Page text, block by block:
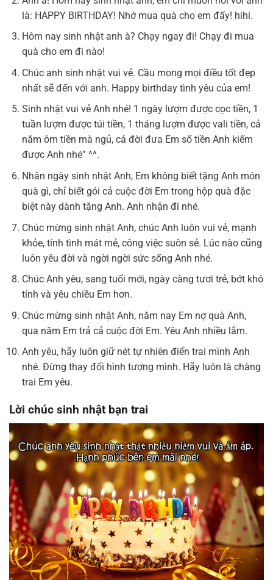
là: HAPPY BIRTHDAY! Nhớ mua quà cho em đấy! hihi.
Hôm nay sinh nhật anh à? Chạy ngay đi! Chạy đi mua
quà cho em đi nào!
Chúc anh sinh nhật vui vẻ. Cầu mong mọi điều tốt đẹp
nhất sẽ đến với anh. Happy birthday tình yêu của em!
Sinh nhật vui vẻ Anh nhé! 1 ngày lượm được cọc tiền, 1
tuần lượm được túi tiền, 1 tháng lượm được vali tiền, cả
năm ôm tiền mà ngủ, cả đời đưa Em số tiền Anh kiếm
được Anh nhé” ^^.
Nhân ngày sinh nhật Anh, Em không biết tặng Anh món
quà gì, chỉ biết gói cả cuộc đời Em trong hộp quà đặc
biệt này dành tặng Anh. Anh nhận đi nhé.
Chúc mừng sinh nhật Anh, chúc Anh luôn vui vẻ, mạnh
khỏe, tính tình mát mẻ, công việc suôn sẻ. Lúc nào cũng
luôn yêu đời và ngời ngời sức sống Anh nhé.
Chúc Anh yêu, sang tuổi mới, ngày càng tươi trẻ, bớt khó
tính và yêu chiều Em hơn.
Chúc mừng sinh nhật Anh, năm nay Em nợ quà Anh,
qua năm Em trả cả cuộc đời Em. Yêu Anh nhiều lắm.
Anh yêu, hãy luôn giữ nét tự nhiên điển trai mình Anh
nhé. Đừng thay đổi hình tượng mình. Hãy luôn là chàng
trai Em yêu.
Lời chúc sinh nhật bạn trai